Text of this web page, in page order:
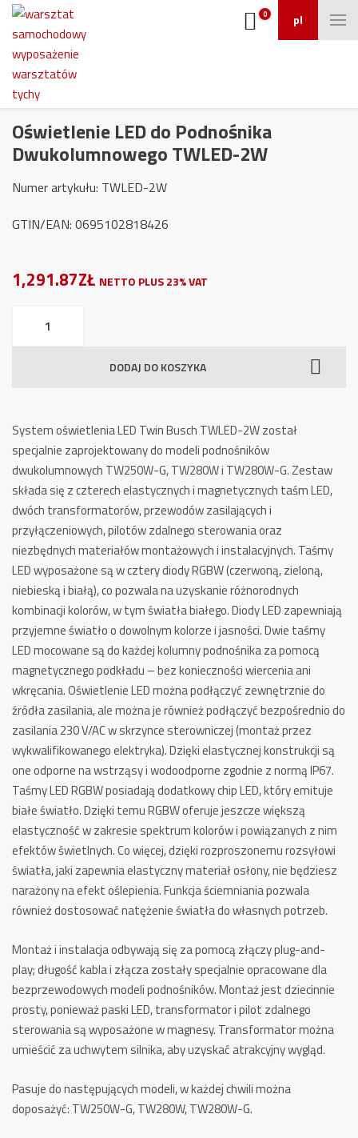
pl
0
Oświetlenie LED do Podnośnika
Dwukolumnowego TWLED-2W
Numer artykułu: TWLED-2W
GTIN/EAN: 0695102818426
1,291.87ZŁ NETTO PLUS 23% VAT
Oświetlenie
TWLED-
2W
DODAJ DO KOSZYKA
System oświetlenia LED Twin Busch TWLED-2W został
specjalnie zaprojektowany do modeli podnośników
dwukolumnowych TW250W-G, TW280W i TW280W-G.Zestaw
składa się z czterech elastycznych i magnetycznych taśm LED,
dwóch transformatorów, przewodów zasilających i
przyłączeniowych, pilotów zdalnego sterowania oraz
niezbędnych materiałów montażowych i instalacyjnych. Taśmy
LED wyposażone są w cztery diody RGBW (czerwoną, zieloną,
niebieską i białą), co pozwala na uzyskanie różnorodnych
kombinacji kolorów, w tym światła białego.Diody LED zapewniają
przyjemne światło o dowolnym kolorze i jasności. Dwie taśmy
LED mocowane są do każdej kolumny podnośnika za pomocą
magnetycznego podkładu – bez konieczności wiercenia ani
wkręcania. Oświetlenie LED można podłączyć zewnętrznie do
źródła zasilania, ale można je również podłączyć bezpośrednio do
zasilania 230 V/AC w skrzynce sterowniczej (montaż przez
wykwalifikowanego elektryka). Dzięki elastycznej konstrukcji są
one odporne na wstrząsy i wodoodporne zgodnie z normą IP67.
Taśmy LED RGBW posiadają dodatkowy chip LED, który emituje
białe światło. Dzięki temu RGBW oferuje jeszcze większą
elastyczność w zakresie spektrum kolorów i powiązanych z nim
efektów świetlnych. Co więcej, dzięki rozproszonemu rozsyłowi
światła, jaki zapewnia elastyczny materiał osłony, nie będziesz
narażony na efekt oślepienia. Funkcja ściemniania pozwala
również dostosować natężenie światła do własnych potrzeb.
Montaż i instalacja odbywają się za pomocą złączy plug-and-
play; długość kabla i złącza zostały specjalnie opracowane dla
bezprzewodowych modeli podnośników.Montaż jest dziecinnie
prosty, ponieważ paski LED, transformator i pilot zdalnego
sterowania są wyposażone w magnesy. Transformator można
umieścić za uchwytem silnika, aby uzyskać atrakcyjny wygląd.
Pasuje do następujących modeli, w każdej chwili można
doposażyć: TW250W-G, TW280W, TW280W-G.